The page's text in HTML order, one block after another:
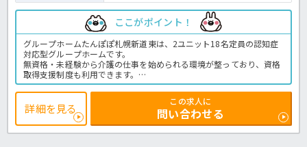
ここがポイント！
グループホームたんぽぽ札幌新道東は、2ユニット18名定員の認知症
対応型グループホームです。
無資格・未経験から介護の仕事を始められる環境が整っており、資格
取得支援制度も利用できます。
夜勤がなく、勤務日数や時間帯も相談できるため、家庭やプライベー
トと両立しながら働きたい方にもおすすめです。未経験・無資格でも
「介護がやりたい」という思いがあれば大歓迎ですので、お気軽にほ
っ介護までお問合せ下さいね♪グループホームでの介護業務全般で
す。
＜介護職 パート グループホームの求人＞
詳細を見る
この求人に
問い合わせる